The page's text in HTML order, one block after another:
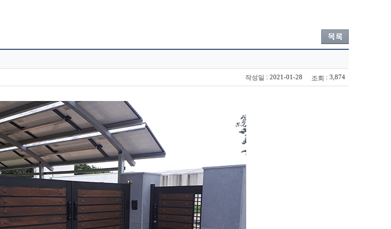
작성일 : 2021-01-28 조회 : 3,874